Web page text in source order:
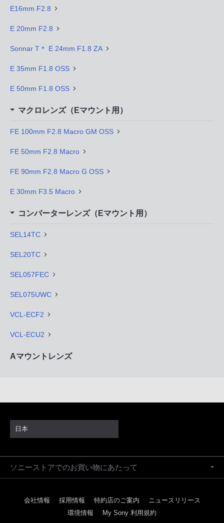
E16mm F2.8
E 20mm F2.8
Sonnar T＊ E 24mm F1.8 ZA
E 35mm F1.8 OSS
E 50mm F1.8 OSS
マクロレンズ（Eマウント用）
FE 100mm F2.8 Macro GM OSS
FE 50mm F2.8 Macro
FE 90mm F2.8 Macro G OSS
E 30mm F3.5 Macro
コンバーターレンズ（Eマウント用）
SEL14TC
SEL20TC
SEL057FEC
SEL075UWC
VCL-ECF2
VCL-ECU2
Aマウントレンズ
日本
ソニーストアでのお買い物にあたって
会社情報 採用情報 特約店のご案内
ニュースリリース
環境情報
My Sony 利用規約